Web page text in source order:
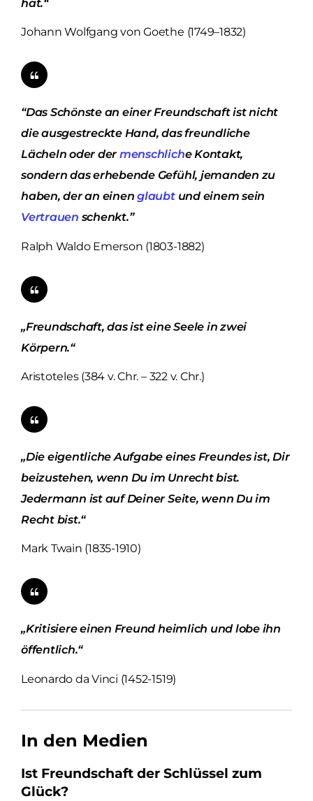
hat.“
Johann Wolfgang von Goethe (1749–1832)
“Das Schönste an einer Freundschaft ist nicht
die ausgestreckte Hand, das freundliche
Lächeln oder der menschliche Kontakt,
sondern das erhebende Gefühl, jemanden zu
haben, der an einenglaubtund einem sein
Vertrauen schenkt.”
Ralph Waldo Emerson (1803-1882)
„Freundschaft, das ist eine Seele in zwei
Körpern.“
Aristoteles (384 v. Chr. – 322 v. Chr.)
„Die eigentliche Aufgabe eines Freundes ist, Dir
beizustehen, wenn Du im Unrecht bist.
Jedermann ist auf Deiner Seite, wenn Du im
Recht bist.“
Mark Twain (1835-1910)
„Kritisiere einen Freund heimlich und lobe ihn
öffentlich.“
Leonardo da Vinci (1452-1519)
In den Medien
Ist Freundschaft der Schlüssel zum
Glück?